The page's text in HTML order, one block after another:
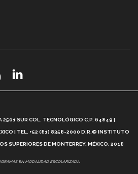
Modelo Educativo Tec? (video)
e Inteligencia Artificial, Paola
2501 SUR COL. TECNOLÓGICO C.P. 64849 |
| TEL. +52 (81) 8358-2000 D.R.© INSTITUTO
SUPERIORES DE MONTERREY, MÉXICO. 2018
EN MODALIDAD ESCOLARIZADA.